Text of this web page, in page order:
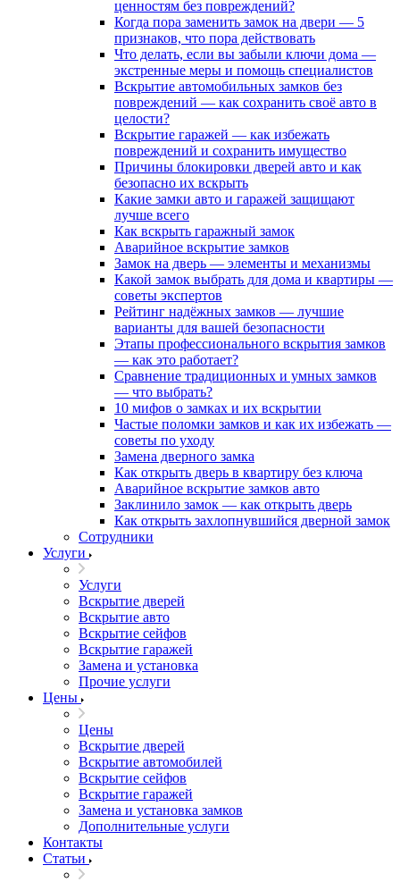
ценностям без повреждений?
Когда пора заменить замок на двери — 5
признаков, что пора действовать
Что делать, если вы забыли ключи дома —
экстренные меры и помощь специалистов
Вскрытие автомобильных замков без
повреждений — как сохранить своё авто в
целости?
Вскрытие гаражей — как избежать
повреждений и сохранить имущество
Причины блокировки дверей авто и как
безопасно их вскрыть
Какие замки авто и гаражей защищают
лучше всего
Как вскрыть гаражный замок
Аварийное вскрытие замков
Замок на дверь — элементы и механизмы
Какой замок выбрать для дома и квартиры —
советы экспертов
Рейтинг надёжных замков — лучшие
варианты для вашей безопасности
Этапы профессионального вскрытия замков
— как это работает?
Сравнение традиционных и умных замков
— что выбрать?
10 мифов о замках и их вскрытии
Частые поломки замков и как их избежать —
советы по уходу
Замена дверного замка
Как открыть дверь в квартиру без ключа
Аварийное вскрытие замков авто
Заклинило замок — как открыть дверь
Как открыть захлопнувшийся дверной замок
Сотрудники
Услуги
Услуги
Вскрытие дверей
Вскрытие авто
Вскрытие сейфов
Вскрытие гаражей
Замена и установка
Прочие услуги
Цены
Цены
Вскрытие дверей
Вскрытие автомобилей
Вскрытие сейфов
Вскрытие гаражей
Замена и установка замков
Дополнительные услуги
Контакты
Статьи